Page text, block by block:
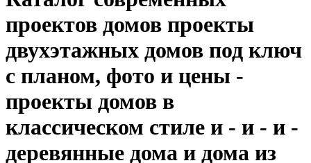
проектов домов проекты
двухэтажных домов под ключ
с планом, фото и цены -
проекты домов в
классическом стиле и - и - и -
деревянные дома и дома из